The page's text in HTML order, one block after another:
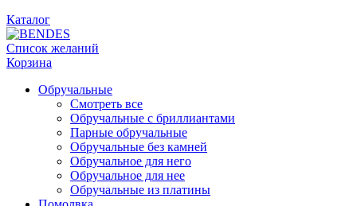
Каталог
Список желаний
Корзина
Обручальные
Смотреть все
Обручальные с бриллиантами
Парные обручальные
Обручальные без камней
Обручальное для него
Обручальное для нее
Обручальные из платины